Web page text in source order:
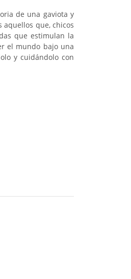
de una gaviota y
que, chicos
que estimulan la
el mundo bajo una
y cuidándolo con